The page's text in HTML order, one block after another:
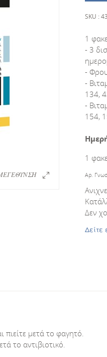
SKU :
1
- 3
-
-
134,
-
154,
1
Αρ.
Δεν
Δείτε
μετά το φαγητό.
το αντιβιοτικό.